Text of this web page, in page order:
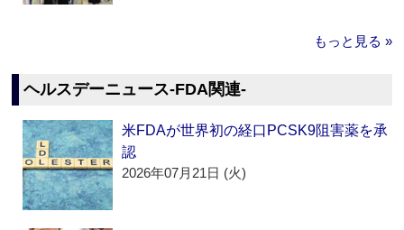
もっと見る »
ヘルスデーニュース‐FDA関連‐
米FDAが世界初の経口PCSK9阻害薬を承
認
2026年07月21日 (火)